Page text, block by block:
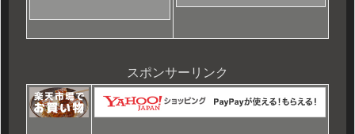
スポンサーリンク